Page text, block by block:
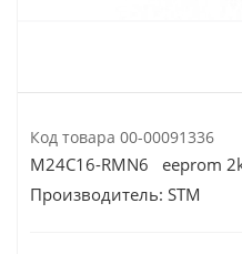
Код товара 00-00091336
M24C16-RMN6 eeprom
Производитель: STM